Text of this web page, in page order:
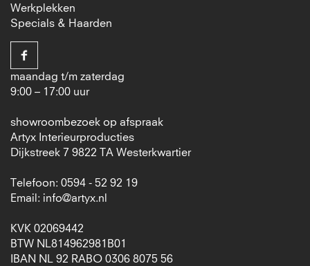
Werkplekken
Specials & Haarden
maandag t/m zaterdag
9:00 – 17:00 uur
showroombezoek op afspraak
Artyx Interieurproducties
Dijkstreek 7 9822 TA Westerkwartier
Telefoon: 0594 - 52 92 19
Email: info@artyx.nl
KVK 02069442
BTW NL814962981B01
IBAN NL 92 RABO 0306 8075 56